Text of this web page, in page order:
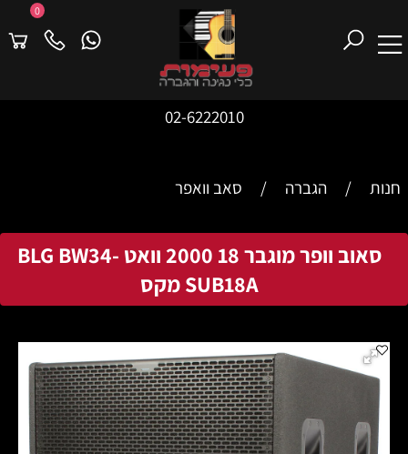
02-6222010
0
חנות / הגברה / סאב וואפר
סאוב וופר מוגבר 18 2000 וואט BLG BW34-
SUB18A מקס